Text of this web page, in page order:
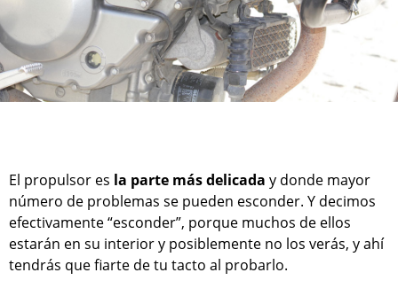
El propulsor es la parte más delicada y donde mayor
número de problemas se pueden esconder. Y decimos
efectivamente “esconder”, porque muchos de ellos
estarán en su interior y posiblemente no los verás, y ahí
tendrás que fiarte de tu tacto al probarlo.